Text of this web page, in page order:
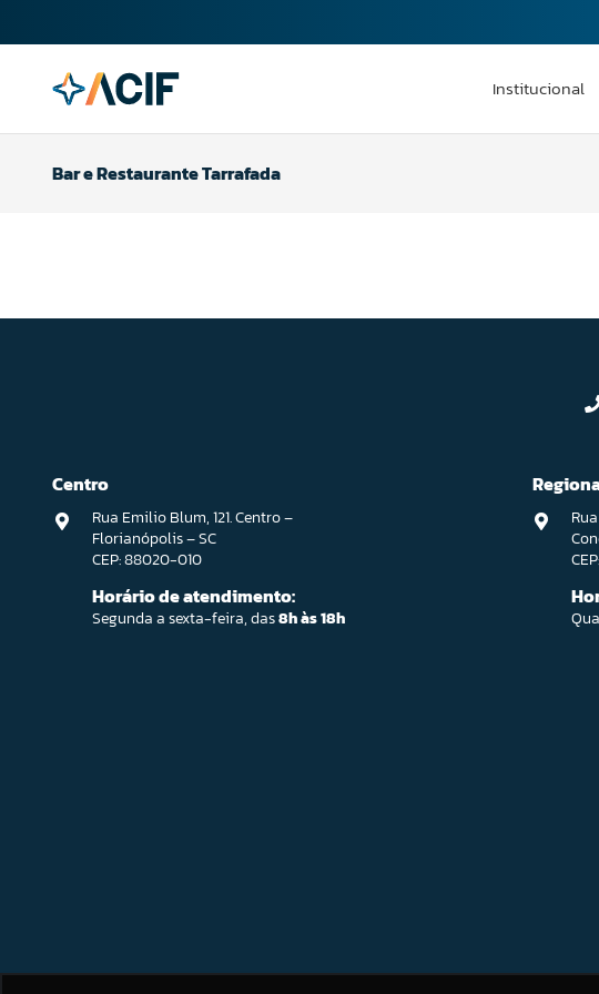
Institucional
Bar e Restaurante Tarrafada
Centro
Rua Emilio Blum, 121. Centro –
Florianópolis – SC
CEP: 88020-010
Horário de atendimento:
Segunda a sexta-feira, das8h às 18h